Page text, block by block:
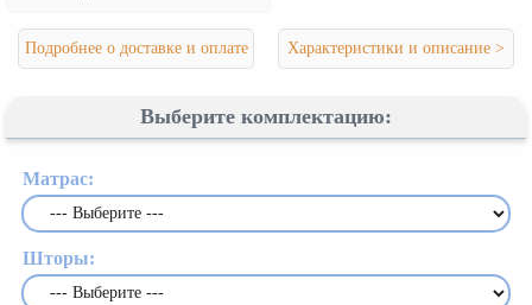
Подробнее о доставке и оплате Характеристики и описание >
Выберите комплектацию:
Матрас:
Шторы: